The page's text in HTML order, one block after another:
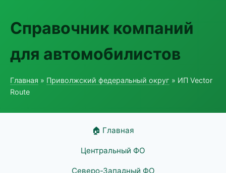
Справочник компаний
для автомобилистов
Главная » Приволжский федеральный округ » ИП Vector
Route
🏠 Главная
Центральный ФО
Северо-Западный ФО